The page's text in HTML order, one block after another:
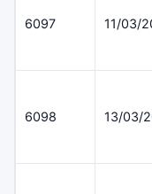
6097 11/03/
6098 13/03/